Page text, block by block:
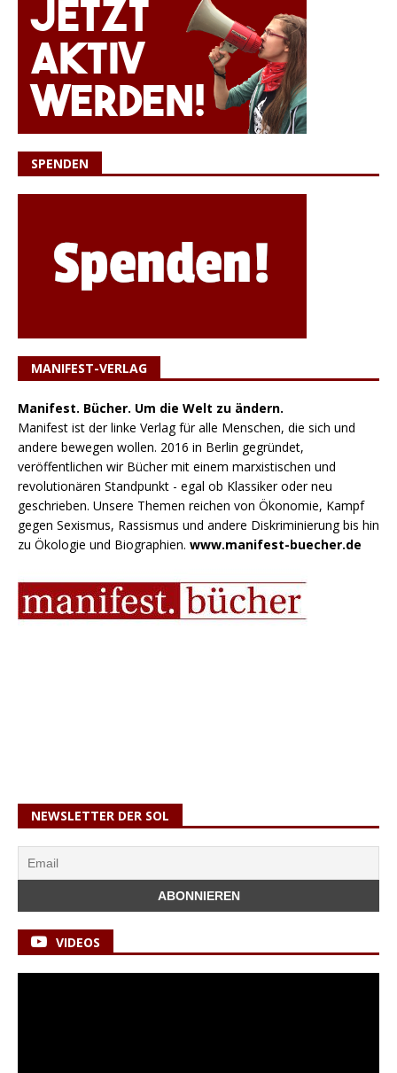
SPENDEN
MANIFEST-VERLAG
Manifest. Bücher. Um die Welt zu ändern.
Manifest ist der linke Verlag für alle Menschen, die sich und
andere bewegen wollen. 2016 in Berlin gegründet,
veröffentlichen wir Bücher mit einem marxistischen und
revolutionären Standpunkt - egal ob Klassiker oder neu
geschrieben. Unsere Themen reichen von Ökonomie, Kampf
gegen Sexismus, Rassismus und andere Diskriminierung bis hin
zu Ökologie und Biographien. www.manifest-buecher.de
NEWSLETTER DER SOL
VIDEOS